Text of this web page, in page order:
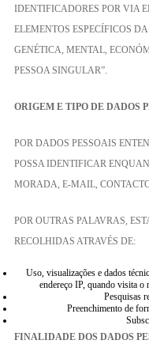
IDENTIFICADORES POR VIA
ELEMENTOS ESPECÍFICOS
GENÉTICA, MENTAL,
PESSOA SINGULAR”.
ORIGEM E TIPO DE DADOS
POR DADOS PESSOAIS
POSSA IDENTIFICAR
MORADA, E-MAIL,
POR OUTRAS PALAVRAS,
RECOLHIDAS ATRAVÉS DE:
Uso, visualizações e dados
endereço IP, quando visita o
Pesquisas
Preenchimento de
FINALIDADE DOS DADOS